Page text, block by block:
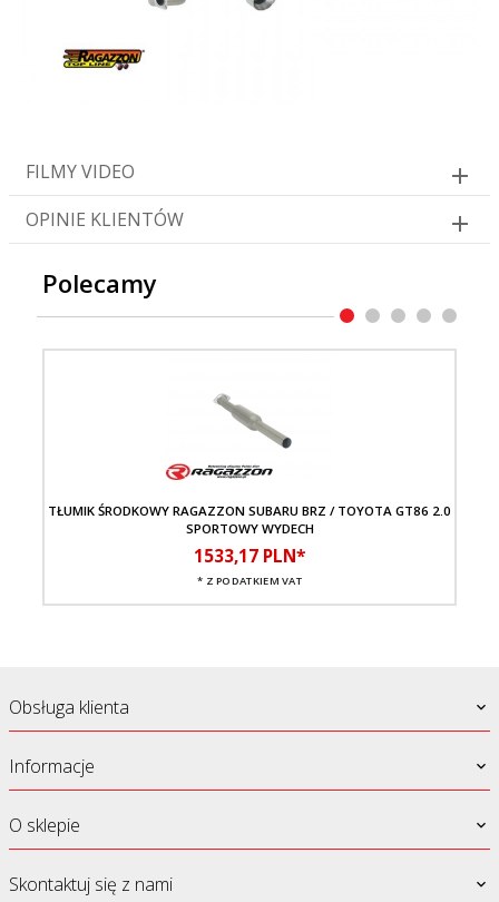
FILMY VIDEO
OPINIE KLIENTÓW
Polecamy
TŁUMIK ŚRODKOWY RAGAZZON SUBARU BRZ / TOYOTA GT86 2.0
SPORTOWY WYDECH
1533,17 PLN*
* Z PODATKIEM VAT
Obsługa klienta
Informacje
O sklepie
Skontaktuj się z nami